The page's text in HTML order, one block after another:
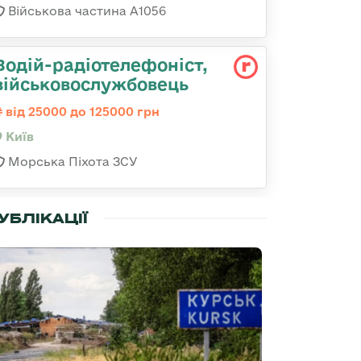
Військова частина А1056
радіотелефоніст,
від 25000 до 125000 грн
Київ
Морська Піхота ЗСУ